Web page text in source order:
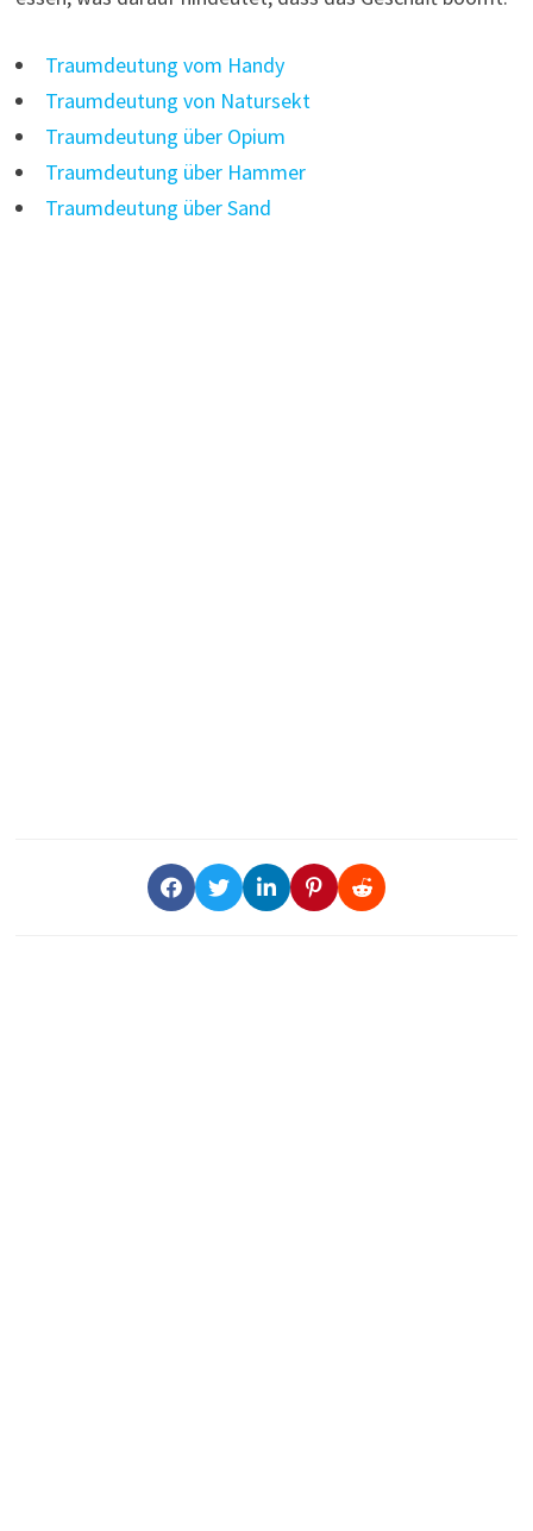
Traumdeutung vom Handy
Traumdeutung von Natursekt
Traumdeutung über Opium
Traumdeutung über Hammer
Traumdeutung über Sand